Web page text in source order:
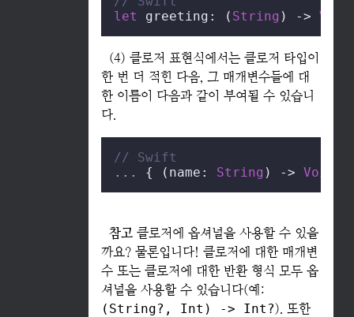
let greeting: ( String ) -> Void
(4) 클로저 표현식에서는 클로저 타입이
한 번 더 적힌 다음, 그 매개변수들에 대
한 이름이 다음과 같이 부여될 수 있습니
다.
// Swift
...
{ (name: String ) -> Void
참고클로저에 옵셔널을 사용할 수 있을
까요? 물론입니다! 클로저에 대한 매개변
수 또는 클로저에 대한 반환 형식 모두 옵
셔널을 사용할 수 있습니다(예:
(String?, Int) -> Int?). 또한